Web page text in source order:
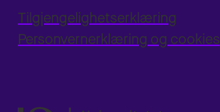
Tilgjengelighetserklæring
Personvernerklæring og cookies